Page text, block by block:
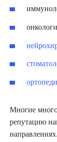
Многие
репутацию
направлениях.